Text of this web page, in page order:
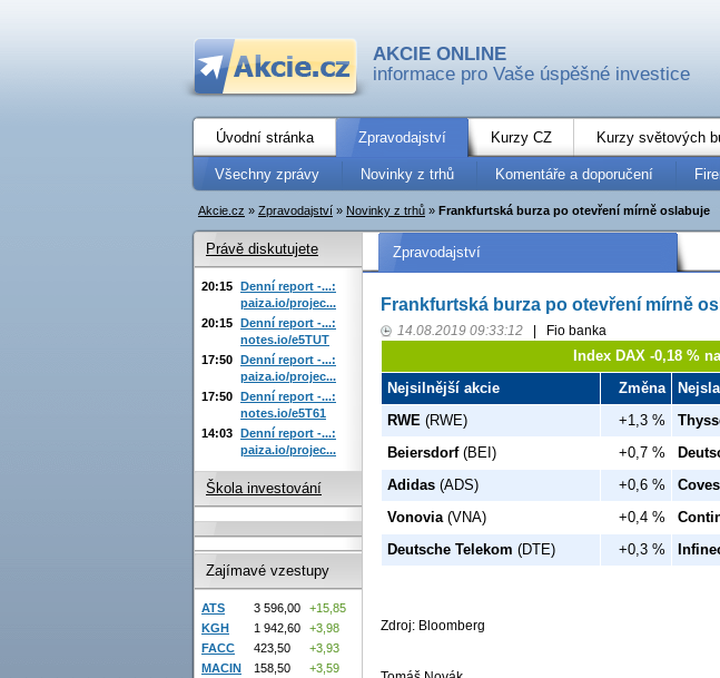
AKCIE ONLINE
informace pro Vaše úspěšné investice
Úvodní stránka Zpravodajství Kurzy CZ Kurzy světových
Všechny zprávy Novinky z trhů Komentáře a doporučení
Akcie.cz » Zpravodajství » Novinky z trhů » Frankfurtská burza po otevření mírně oslabuje
Zpravodajství
Frankfurtská burza po otevření mírně
14.08.2019 09:33:12 Fio banka
Index DAX -0,18 %
Nejsilnější akcie
Změna
RWE (RWE) +1,3 %
Beiersdorf(BEI) +0,7 %
Adidas (ADS) +0,6 %
Vonovia(VNA) +0,4 %
Deutsche Telekom (DTE) +0,3 %
Zdroj: Bloomberg
Právě diskutujete
20:15 Denní report -...:
paiza.io/projec...
20:15 Denní report -...:
notes.io/e5TUT
17:50 Denní report -...:
paiza.io/projec...
17:50 Denní report -...:
notes.io/e5T61
14:03 Denní report -...:
paiza.io/projec...
Škola investování
Zajímavé vzestupy
ATS 3 596,00
+15,85
KGH
1 942,60
+3,98
FACC
423,50
+3,93
MACIN
158,50
+3,59